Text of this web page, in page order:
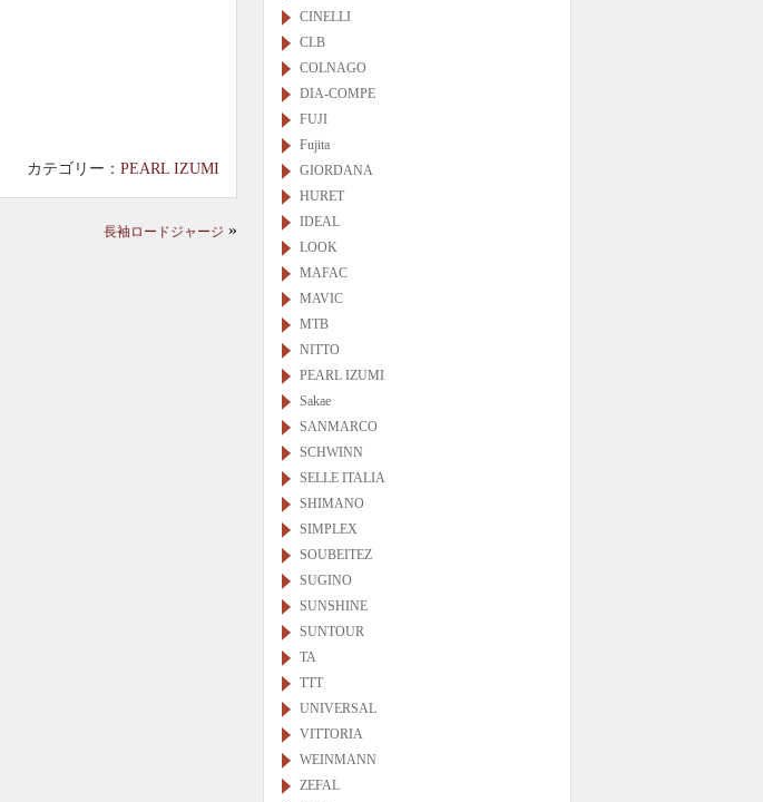
カテゴリー： PEARL IZUMI
長袖ロードジャージ »
CINELLI
CLB
COLNAGO
DIA-COMPE
FUJI
Fujita
GIORDANA
HURET
IDEAL
LOOK
MAFAC
MAVIC
MTB
NITTO
PEARL IZUMI
Sakae
SANMARCO
SCHWINN
SELLE ITALIA
SHIMANO
SIMPLEX
SOUBEITEZ
SUGINO
SUNSHINE
SUNTOUR
TA
TTT
UNIVERSAL
VITTORIA
WEINMANN
ZEFAL